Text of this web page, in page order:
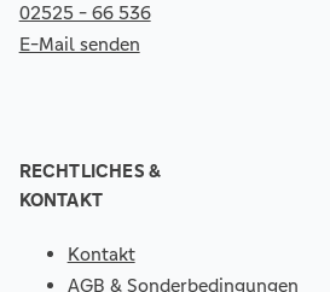
02525 - 66 536
E-Mail senden
RECHTLICHES &
KONTAKT
Kontakt
AGB & Sonderbedingungen